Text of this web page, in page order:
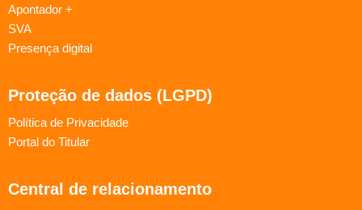
Apontador +
SVA
Presença digital
Proteção de dados (LGPD)
Política de Privacidade
Portal do Titular
Central de relacionamento